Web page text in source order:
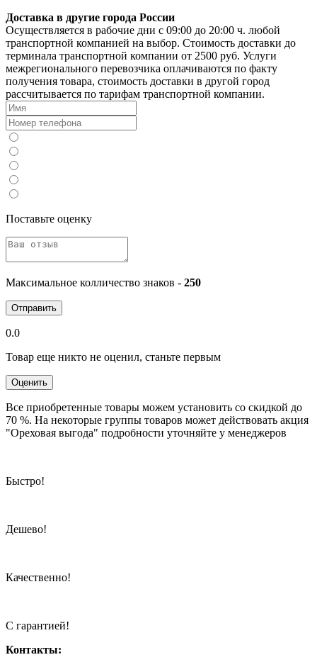
Доставка в другие города России
Осуществляется в рабочие дни с 09:00 до 20:00 ч. любой
транспортной компанией на выбор. Стоимость доставки до
терминала транспортной компании от 2500 руб. Услуги
межрегионального перевозчика оплачиваются по факту
получения товара, стоимость доставки в другой город
рассчитывается по тарифам транспортной компании.
Поставьте оценку
Максимальное колличество знаков - 250
Отправить
0.0
Товар еще никто не оценил, станьте первым
Оценить
Все приобретенные товары можем установить со скидкой до
70 %. На некоторые группы товаров может действовать акция
"Ореховая выгода" подробности уточняйте у менеджеров
Быстро!
Дешево!
Качественно!
С гарантией!
Контакты: